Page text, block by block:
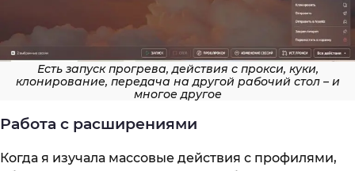
Есть запуск прогрева, действия с прокси, куки,
клонирование, передача на другой рабочий стол – и
многое другое
Работа с расширениями
Когда я изучала массовые действия с профилями,